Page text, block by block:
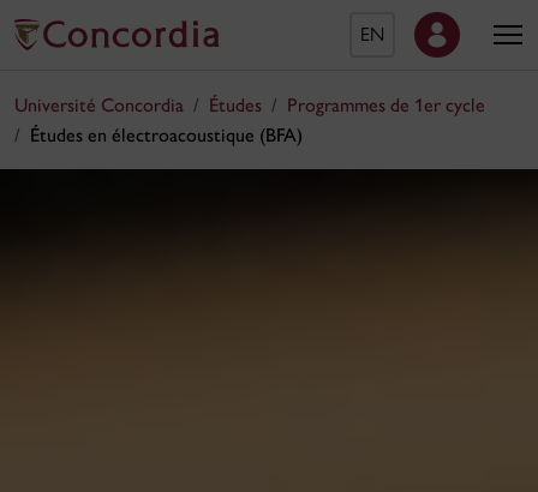
EN
Université Concordia Études
Programmes de 1er cycle
Études en électroacoustique (BFA)